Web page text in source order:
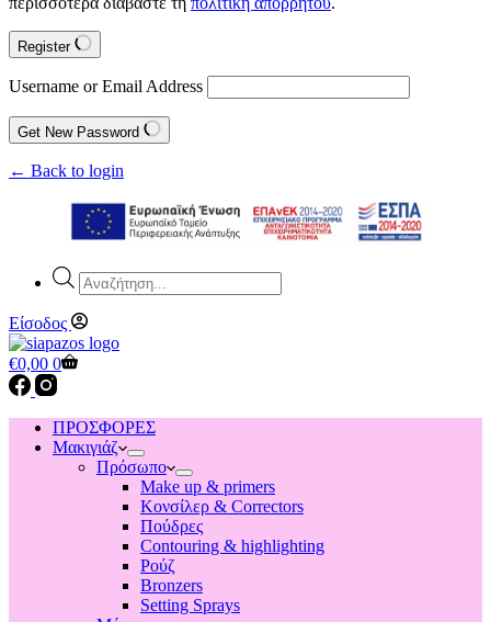
Register
Username or Email Address
Get New Password
← Back to login
Products
search
Είσοδος
Shopping
cart
€0,00 0
ΠΡΟΣΦΟΡΕΣ
Μακιγιάζ
Πρόσωπο
Make up & primers
Κονσίλερ & Correctors
Πούδρες
Contouring & highlighting
Ρούζ
Bronzers
Setting Sprays